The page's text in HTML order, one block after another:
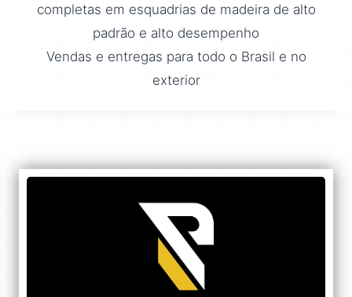
completas em esquadrias de madeira de alto
padrão e alto desempenho
Vendas e entregas para todo o Brasil e no
exterior